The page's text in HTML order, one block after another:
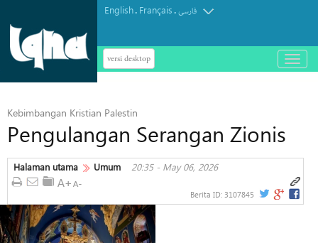
English. Français.فارسی
versi desktop
باز
و
Kebimbangan Kristian Palestin
Pengulangan Serangan Zionis
Halaman utama Umum 20:35 - May 06, 2026
Berita ID: 3107845